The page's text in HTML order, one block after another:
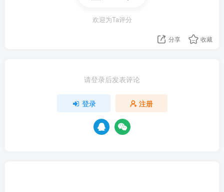
欢迎为Ta评分
分享 收藏
请登录后发表评论
登录 注册